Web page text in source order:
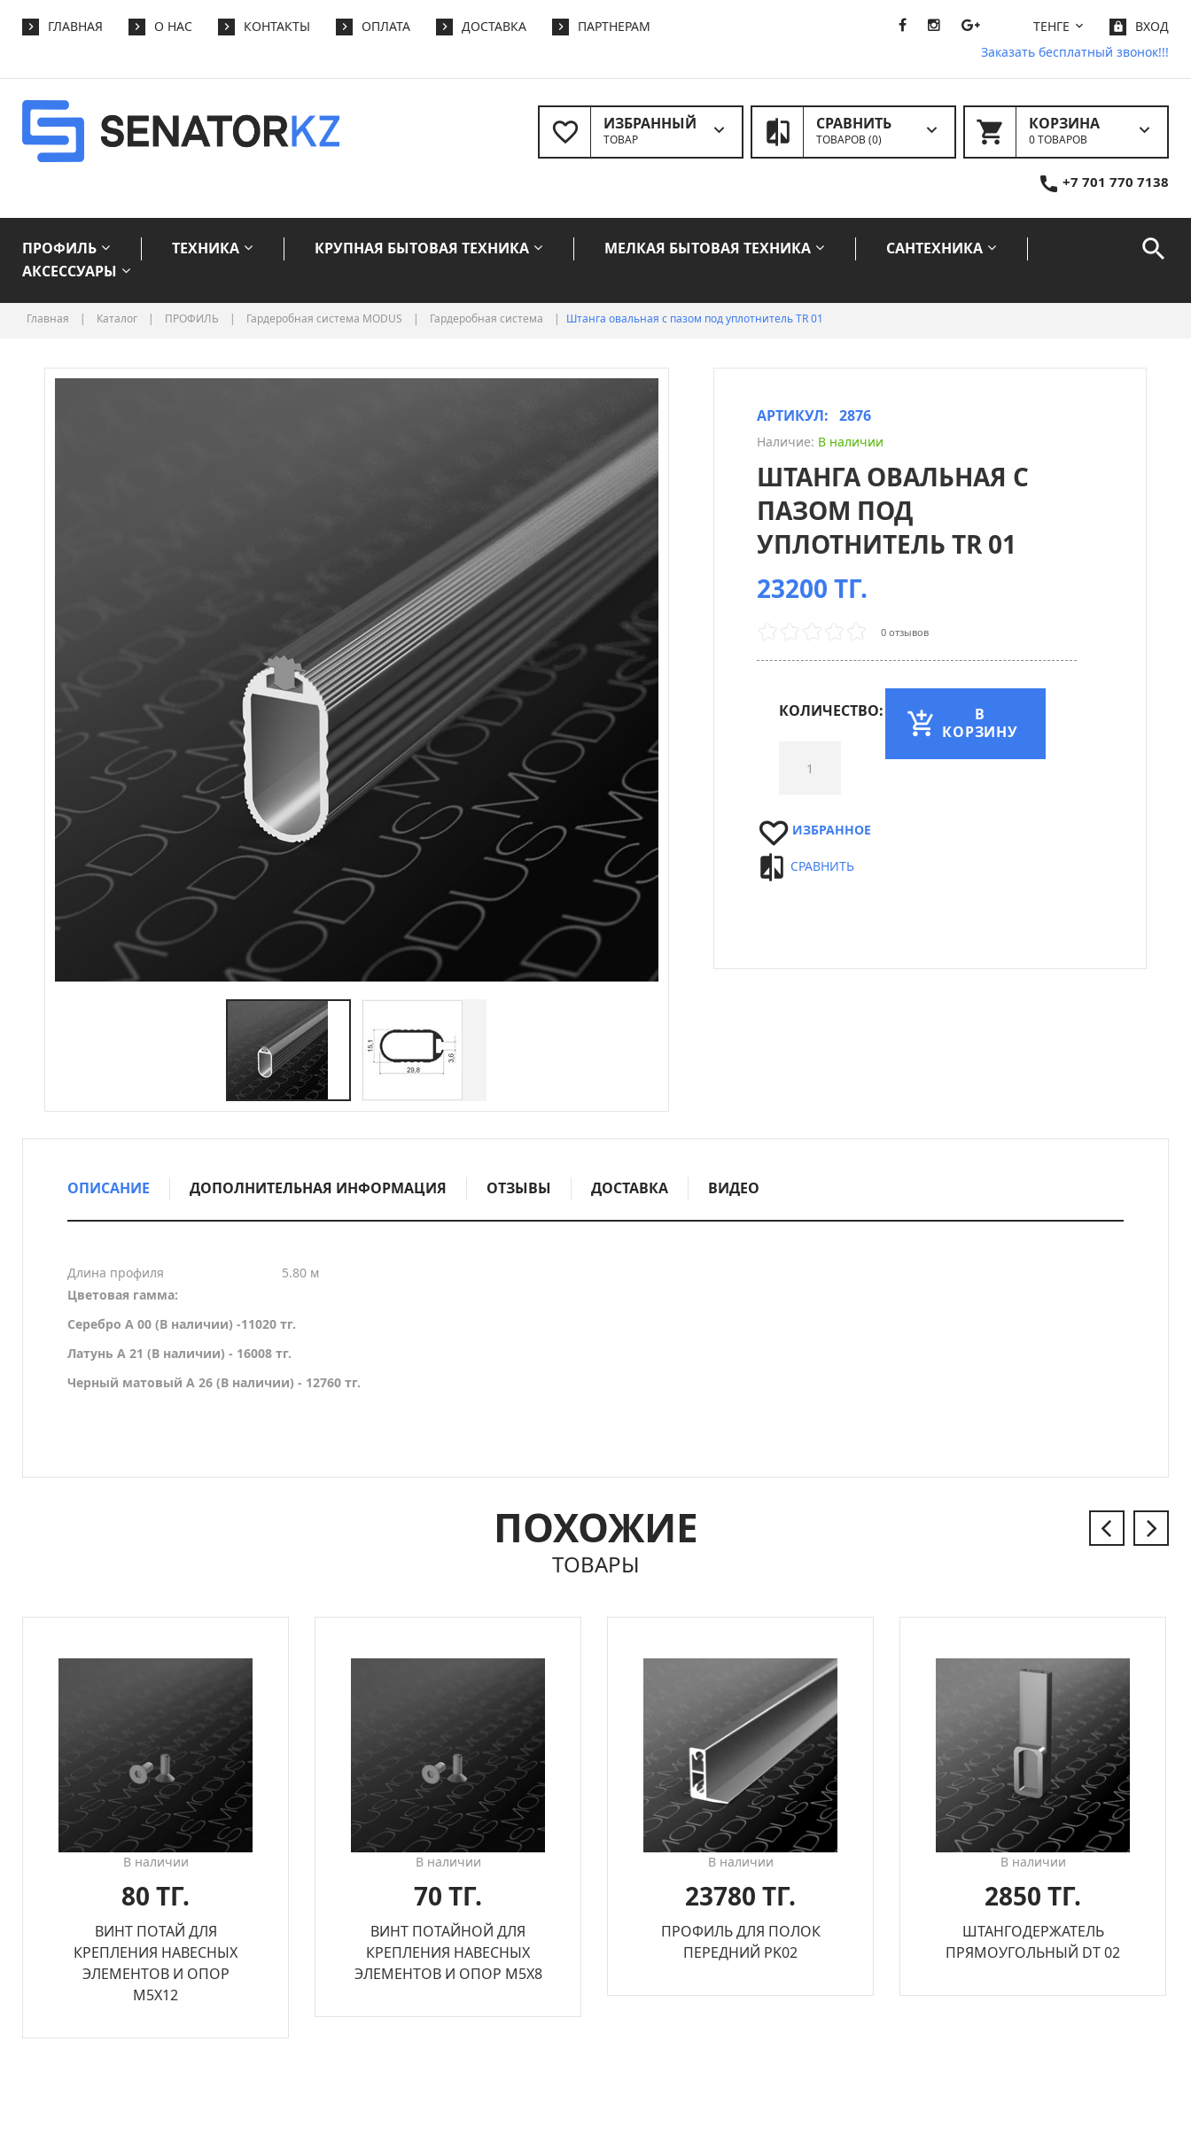
ГЛАВНАЯ О НАС КОНТАКТЫ ОПЛАТА ДОСТАВКА ПАРТНЕРАМ ВХОД
ТЕНГЕ
Заказать бесплатный звонок!!!
КОРЗИНА
0 ТОВАРОВ
СРАВНИТЬ
ТОВАРОВ (0)
ИЗБРАННЫЙ
ТОВАР
+7 701 770 7138
ПРОФИЛЬ ТЕХНИКА КРУПНАЯ БЫТОВАЯ ТЕХНИКА МЕЛКАЯ БЫТОВАЯ ТЕХНИКА
САНТЕХНИКА
АКСЕССУАРЫ
Главная | Каталог | ПРОФИЛЬ | Гардеробная система MODUS | Гардеробная система | Штанга овальная с пазом под уплотнитель TR 01
АРТИКУЛ: 2876
Наличие: В наличии
ШТАНГА ОВАЛЬНАЯ С
ПАЗОМ ПОД
УПЛОТНИТЕЛЬ TR 01
23200 ТГ.
0 отзывов
КОЛИЧЕСТВО:
В
КОРЗИНУ
ИЗБРАННОЕ
СРАВНИТЬ
ОПИСАНИЕ ДОПОЛНИТЕЛЬНАЯ ИНФОРМАЦИЯ ОТЗЫВЫ ДОСТАВКА ВИДЕО
Длина профиля
5.80 м
Цветовая гамма:
Серебро A 00 (В наличии) -11020 тг.
Латунь A 21 (В наличии) - 16008 тг.
Черный матовый A 26 (В наличии) - 12760 тг.
ПОХОЖИЕ
ТОВАРЫ
В наличии
80 ТГ.
ВИНТ ПОТАЙ ДЛЯ
КРЕПЛЕНИЯ НАВЕСНЫХ
ЭЛЕМЕНТОВ И ОПОР
М5Х12
В наличии
70 ТГ.
ВИНТ ПОТАЙНОЙ ДЛЯ
КРЕПЛЕНИЯ НАВЕСНЫХ
ЭЛЕМЕНТОВ И ОПОР М5Х8
В наличии
23780 ТГ.
ПРОФИЛЬ ДЛЯ ПОЛОК
ПЕРЕДНИЙ PK02
В наличии
2850 ТГ.
ШТАНГОДЕРЖАТЕЛЬ
ПРЯМОУГОЛЬНЫЙ DT 02